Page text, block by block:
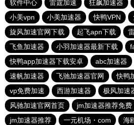
软件中心
雷霆加速 狂飙加速器
小美vpn
小美加速器 快鸭VPN
旋风加速官网下载
起飞apn下载
飞鱼加速器
小羽加速器最新下载
快鸭app加速器下载安卓
abc加速器
速帆加速器
飞驰加速器官网
快鸭
vp免费加速
西游加速器 极风加速
风驰加速官网首页
jm加速器推荐免费
jm加速器推荐
一元机场・com 海